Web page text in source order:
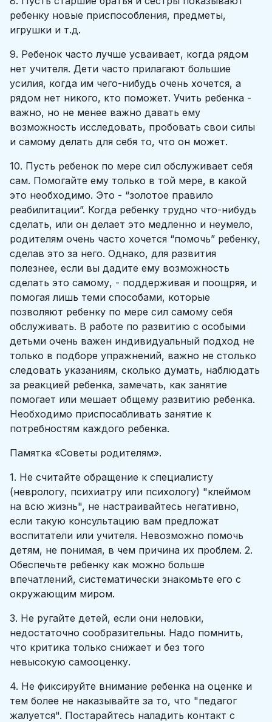
ребенку новые приспособления, предметы,
игрушки и т.д.
9. Ребенок часто лучше усваивает, когда рядом
нет учителя. Дети часто прилагают большие
усилия, когда им чего-нибудь очень хочется, а
рядом нет никого, кто поможет. Учить ребенка -
важно, но не менее важно давать ему
возможность исследовать, пробовать свои силы
и самому делать для себя то, что он может.
10. Пусть ребенок по мере сил обслуживает себя
сам. Помогайте ему только в той мере, в какой
это необходимо. Это - “золотое правило
реабилитации”. Когда ребенку трудно что-нибудь
сделать, или он делает это медленно и неумело,
родителям очень часто хочется “помочь” ребенку,
сделав это за него. Однако, для развития
полезнее, если вы дадите ему возможность
сделать это самому, - поддерживая и поощряя, и
помогая лишь теми способами, которые
позволяют ребенку по мере сил самому себя
обслуживать. В работе по развитию с особыми
детьми очень важен индивидуальный подход не
только в подборе упражнений, важно не столько
следовать указаниям, сколько думать, наблюдать
за реакцией ребенка, замечать, как занятие
помогает или мешает общему развитию ребенка.
Необходимо приспосабливать занятие к
потребностям каждого ребенка.
Памятка «Советы родителям».
1. Не считайте обращение к специалисту
(неврологу, психиатру или психологу) "клеймом
на всю жизнь", не настраивайтесь негативно,
если такую консультацию вам предложат
воспитатели или учителя. Невозможно помочь
детям, не понимая, в чем причина их проблем. 2.
Обеспечьте ребенку как можно больше
впечатлений, систематически знакомьте его с
окружающим миром.
3. Не ругайте детей, если они неловки,
недостаточно сообразительны. Надо помнить,
что критика только снижает и без того
невысокую самооценку.
4. Не фиксируйте внимание ребенка на оценке и
тем более не наказывайте за то, что "педагог
жалуется". Постарайтесь наладить контакт с